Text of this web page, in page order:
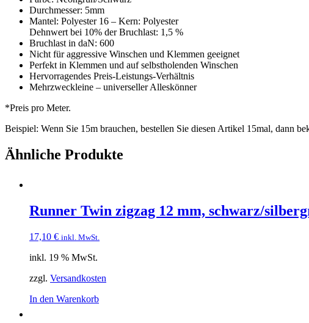
Durchmesser: 5mm
Mantel: Polyester 16 – Kern: Polyester
Dehnwert bei 10% der Bruchlast: 1,5 %
Bruchlast in daN: 600
Nicht für aggressive Winschen und Klemmen geeignet
Perfekt in Klemmen und auf selbstholenden Winschen
Hervorragendes Preis-Leistungs-Verhältnis
Mehrzweckleine – universeller Alleskönner
*Preis pro Meter.
Beispiel: Wenn Sie 15m brauchen, bestellen Sie diesen Artikel 15mal, dann
Ähnliche Produkte
Runner Twin zigzag 12 mm, schwarz/
17,10 € inkl. MwSt.
inkl. 19 % MwSt.
zzgl. Versandkosten
In den Warenkorb